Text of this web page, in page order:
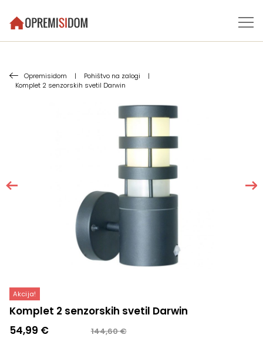
Opremisidom | Pohištvo na zalogi
|
Komplet 2 senzorskih svetil Darwin
Akcija!
Komplet 2 senzorskih svetil Darwin
144,60€
Izvirna
54,99 €
Trenutna